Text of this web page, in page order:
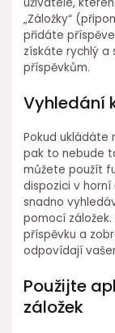
„Záložky“
přidáte
získáte rychlý a
příspěvkům.
Vyhledání
Pokud ukládáte
pak to nebude
můžete použít
dispozici v
snadno
pomocí
příspěvku a
odpovídají
Použijte
záložek